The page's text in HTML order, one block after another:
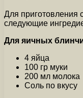
Для приготовления
следующие
Для яичных
4 яйца
100 гр муки
200 мл молока
Соль по вкусу